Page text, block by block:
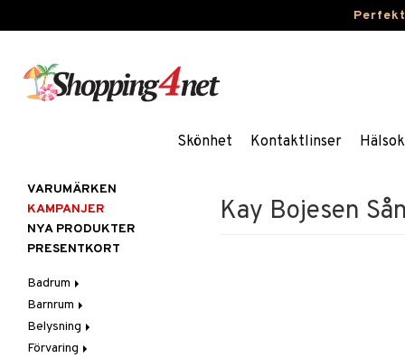
Skönhet Kontaktlinser
Kay Bojesen
VARUMÄRKEN
KAMPANJER
NYA PRODUKTER
PRESENTKORT
Badrum
Badrumsinredning
Badrumstextilier
Badrumstillbehör
Barnrum
Barnlampor
Barnmöbler
Belysning
Belysningstillbehör
Förvaring